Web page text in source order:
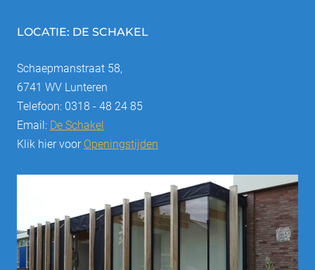
LOCATIE: DE SCHAKEL
Schaepmanstraat 58,
6741 WV Lunteren
Telefoon: 0318 - 48 24 85
Email: De Schakel
Klik hier voor Openingstijden